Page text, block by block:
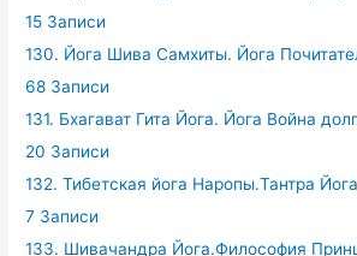
15 Записи
130. Йога Шива Самхиты. Йога
68 Записи
131. Бхагават Гита Йога. Йога Война
20 Записи
132. Тибетская йога Наропы.Тантра
7 Записи
133. Шивачандра Йога.Философия